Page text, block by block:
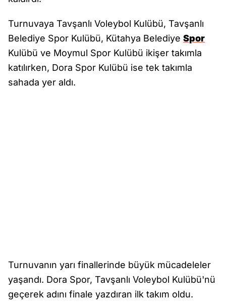
Turnuvaya Tavşanlı Voleybol Kulübü, Tavşanlı
Belediye Spor Kulübü, Kütahya Belediye Spor
Kulübü ve Moymul Spor Kulübü ikişer takımla
katılırken, Dora Spor Kulübü ise tek takımla
sahada yer aldı.
Turnuvanın yarı finallerinde büyük mücadeleler
yaşandı. Dora Spor, Tavşanlı Voleybol Kulübü'nü
geçerek adını finale yazdıran ilk takım oldu.